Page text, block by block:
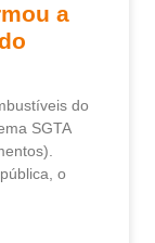
a
do
SGTA
o